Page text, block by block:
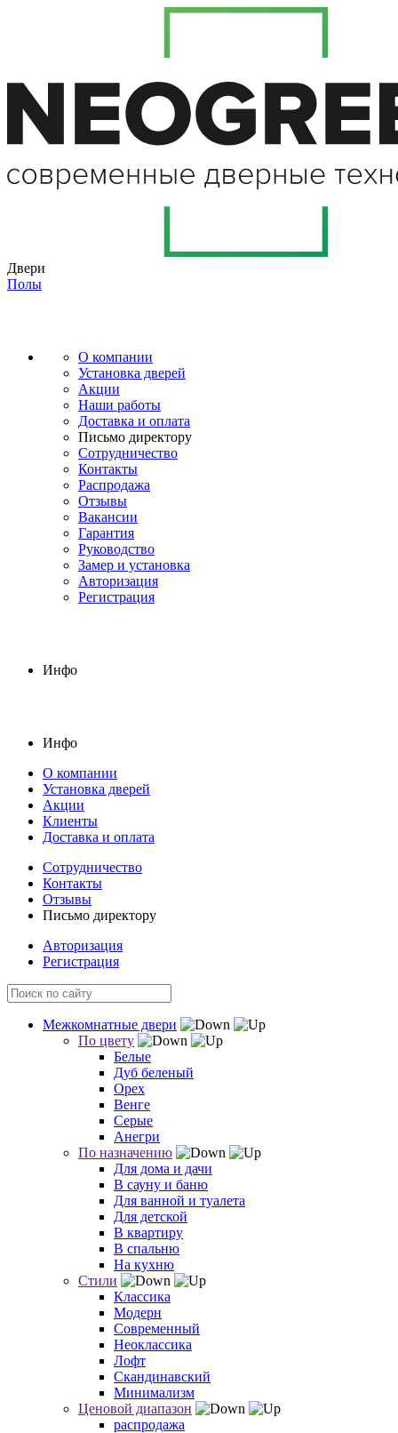
Двери
Полы
О компании
Установка дверей
Акции
Наши работы
Доставка и оплата
Письмо директору
Сотрудничество
Контакты
Распродажа
Отзывы
Вакансии
Гарантия
Руководство
Замер и установка
Авторизация
Регистрация
Инфо
Инфо
О компании
Установка дверей
Акции
Клиенты
Доставка и оплата
Сотрудничество
Контакты
Отзывы
Письмо директору
Авторизация
Регистрация
Межкомнатные двери
По цвету
Белые
Дуб беленый
Орех
Венге
Серые
Анегри
По назначению
Для дома и дачи
В сауну и баню
Для ванной и туалета
Для детской
В квартиру
В спальню
На кухню
Стили
Классика
Модерн
Современный
Неоклассика
Лофт
Скандинавский
Минимализм
Ценовой диапазон
распродажа